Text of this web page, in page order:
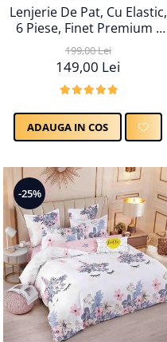
Lenjerie De Pat, Cu Elastic,
6 Piese, Finet Premium -
LPBF6PE15
199,00 Lei
149,00 Lei
ADAUGA IN COS
-25%